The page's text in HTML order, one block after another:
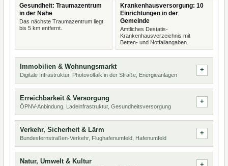
Gesundheit: Traumazentrum
in der Nähe
Das nächste Traumazentrum liegt
bis 5 km entfernt.
Krankenhausversorgung: 10
Einrichtungen in der
Gemeinde
Amtliches Destatis-
Krankenhausverzeichnis mit
Betten- und Notfallangaben.
Immobilien & Wohnungsmarkt
Digitale Infrastruktur, Photovoltaik in der Straße, Energieanlagen
Erreichbarkeit & Versorgung
ÖPNV-Anbindung, Ladeinfrastruktur, Gesundheitsversorgung
Verkehr, Sicherheit & Lärm
Bundesfernstraßen-Verkehr, Flughafenumfeld, Hafenumfeld
Natur, Umwelt & Kultur